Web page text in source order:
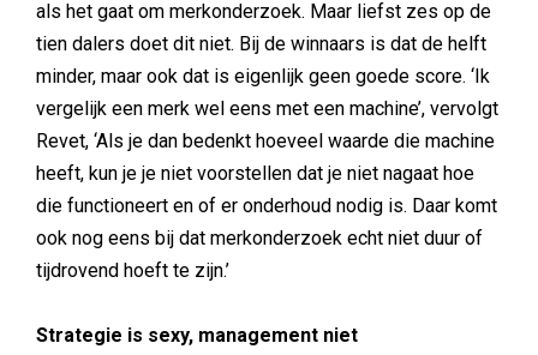
als het gaat om merkonderzoek. Maar liefst zes op de
tien dalers doet dit niet. Bij de winnaars is dat de helft
minder, maar ook dat is eigenlijk geen goede score. ‘Ik
vergelijk een merk wel eens met een machine’, vervolgt
Revet, ‘Als je dan bedenkt hoeveel waarde die machine
heeft, kun je je niet voorstellen dat je niet nagaat hoe
die functioneert en of er onderhoud nodig is. Daar komt
ook nog eens bij dat merkonderzoek echt niet duur of
tijdrovend hoeft te zijn.’
Strategie is sexy, management niet